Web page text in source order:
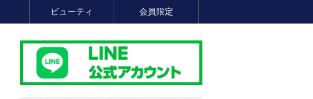
ビューティ
ヘア・メイク・ネイル
ファッション
マナー・教養
会員限定